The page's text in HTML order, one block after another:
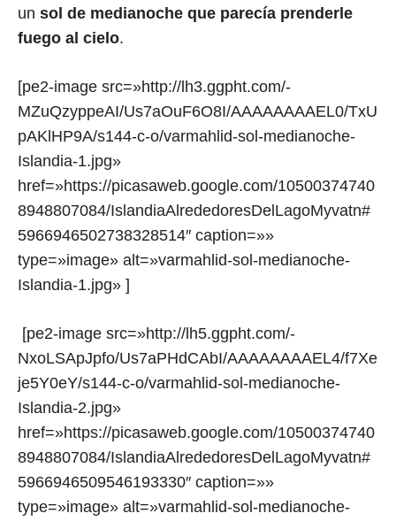
un sol de medianoche que parecía prenderle
fuego al cielo.
[pe2-image src=»http://lh3.ggpht.com/-
MZuQzyppeAI/Us7aOuF6O8I/AAAAAAAAEL0/TxU
pAKlHP9A/s144-c-o/varmahlid-sol-medianoche-
Islandia-1.jpg»
href=»https://picasaweb.google.com/10500374740
8948807084/IslandiaAlrededoresDelLagoMyvatn#
5966946502738328514″ caption=»»
type=»image» alt=»varmahlid-sol-medianoche-
Islandia-1.jpg» ]
[pe2-image src=»http://lh5.ggpht.com/-
NxoLSApJpfo/Us7aPHdCAbI/AAAAAAAAEL4/f7Xe
je5Y0eY/s144-c-o/varmahlid-sol-medianoche-
Islandia-2.jpg»
href=»https://picasaweb.google.com/10500374740
8948807084/IslandiaAlrededoresDelLagoMyvatn#
5966946509546193330″ caption=»»
type=»image» alt=»varmahlid-sol-medianoche-